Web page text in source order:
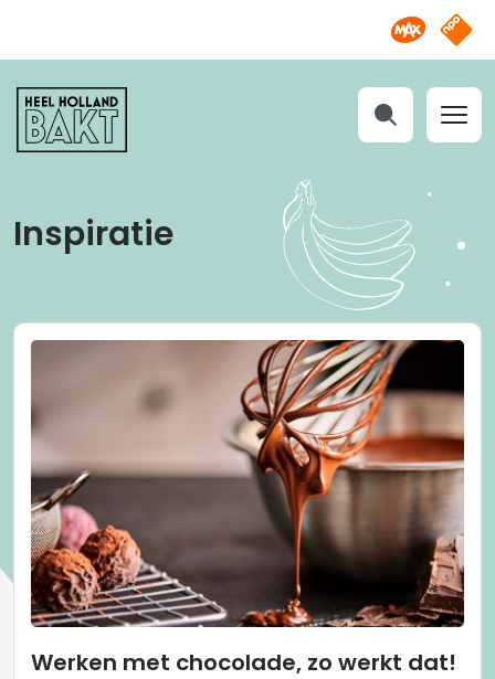
Omroep
NPO
Heel
Holland
Bakt
Inspiratie
Werken met chocolade, zo werkt dat!